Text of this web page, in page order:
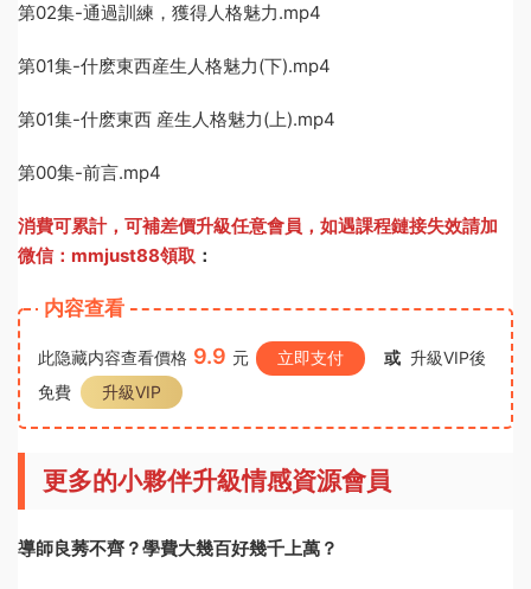
第02集-通過訓練，獲得人格魅力.mp4
第01集-什麽東西産生人格魅力(下).mp4
第01集-什麽東西 産生人格魅力(上).mp4
第00集-前言.mp4
消費可累計，可補差價升級任意會員， 如遇課程鏈接失效請加
微信：mmjust88領取 ：
内容查看
此隐藏内容查看價格 9.9 元 立即支付 或 升級VIP後
免費
升級VIP
更多的小夥伴升級情感資源會員
導師良莠不齊？學費大幾百好幾千上萬？